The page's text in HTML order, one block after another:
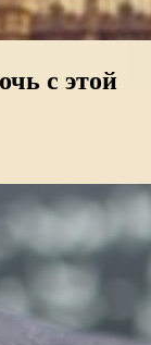
с этой